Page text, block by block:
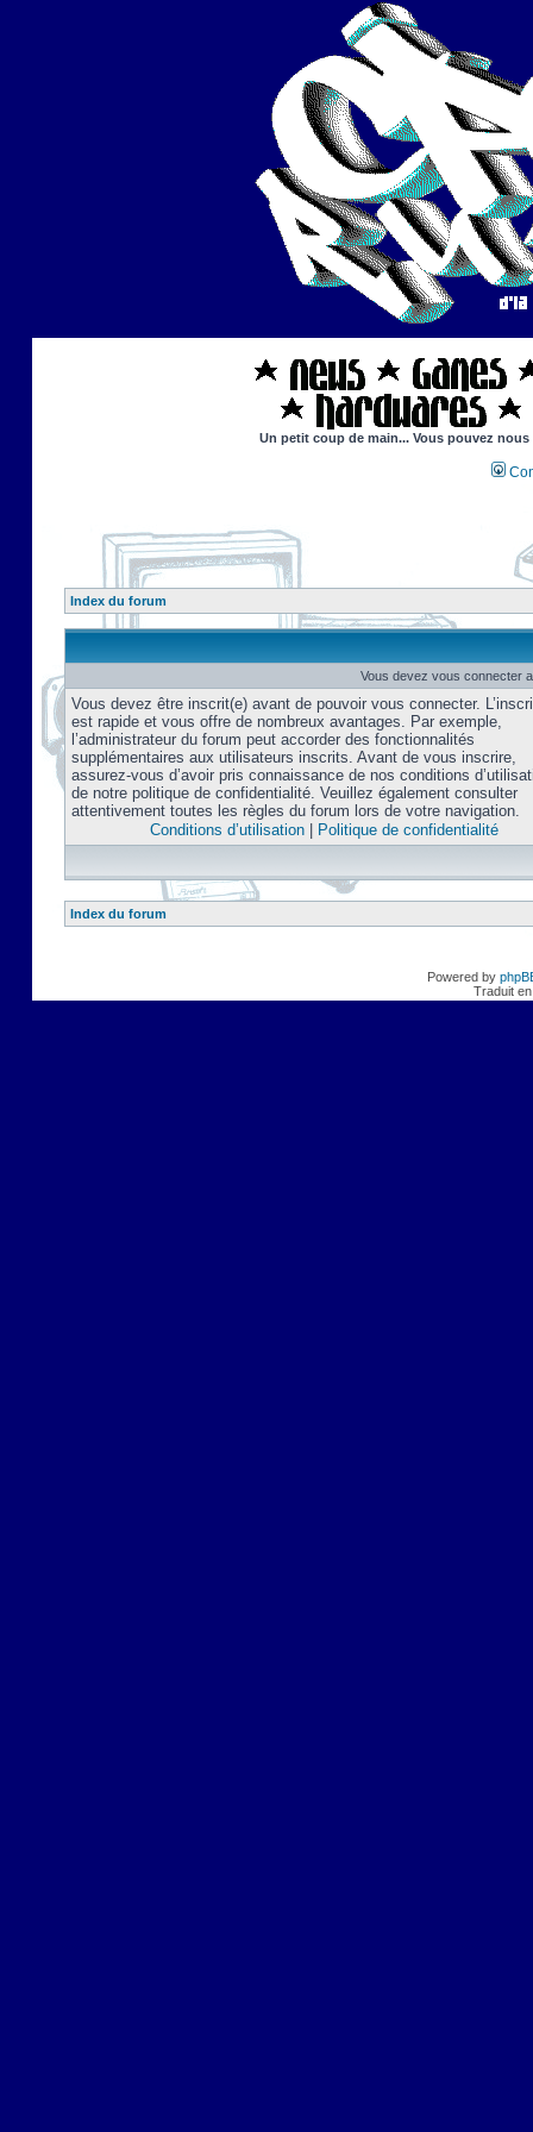
Un petit coup de main... Vous pouvez
Index du forum
Vous devez vous connecter
Vous devez être inscrit(e) avant de pouvoir vous connecter.
est rapide et vous offre de nombreux avantages. Par exemple,
l’administrateur du forum peut accorder des fonctionnalités
supplémentaires aux utilisateurs inscrits. Avant de vous inscrire,
assurez-vous d’avoir pris connaissance de nos conditions
de notre politique de confidentialité. Veuillez également consulter
attentivement toutes les règles du forum lors de votre navigation.
Conditions d’utilisation| Politique de confidentialité
Index du forum
Powered by
Traduit